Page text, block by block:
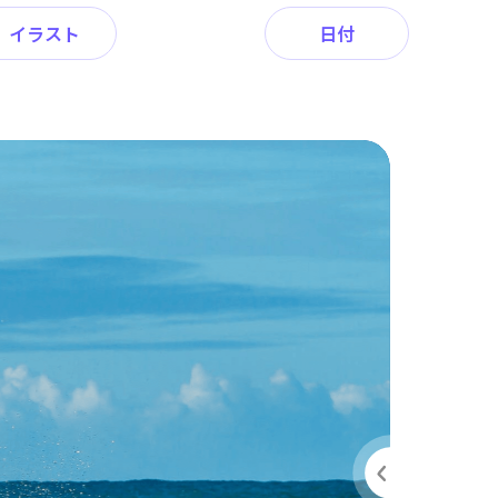
イラスト 日付